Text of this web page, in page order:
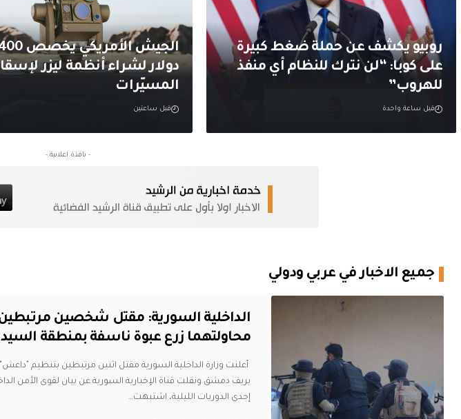
روبيو يكشف عن حملة ضغط كبيرة
على كوبا: “لن نترك للنظام أي منفذ
للهروب”
قبل ساعة واحدة
دولار لشراء أنظمة ليزر
المسيّرات
قبل ساعتين
- نافذة اعلانية -
جميع الاخبار في عربي ودولي
الداخلية السورية: مقتل شخصين
محاولتهما زرع عبوة ناسفة بمنطقة
أعلنت وزارة الداخلية السورية مقتل اثنين مرتبطين بتنظيم
بريف دمشق.ونقلت قناة الإخبارية السورية عن بيان لقوى الأمن
إحدى الدوريات الليلية، اشتبهت…